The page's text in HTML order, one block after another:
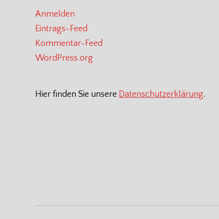
Anmelden
Eintrags-Feed
Kommentar-Feed
WordPress.org
Hier finden Sie unsere Datenschutzerklärung.